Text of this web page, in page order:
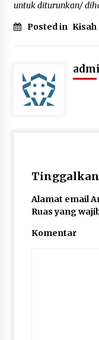
untuk diturunkan/
Posted in Kisah
Alamat email
Ruas yang
Komentar